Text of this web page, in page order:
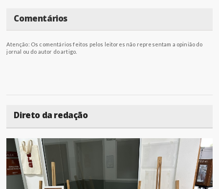
Comentários
Atenção: Os comentários feitos pelos leitores não representam a opinião do
jornal ou do autor do artigo.
Direto da redação